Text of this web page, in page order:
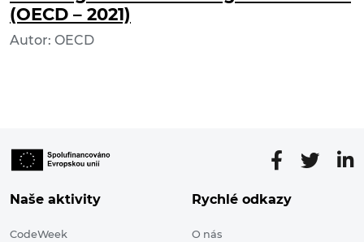
(OECD – 2021)
Autor: OECD
Naše aktivity
CodeWeek
Rychlé odkazy
O nás